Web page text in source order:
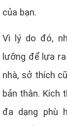
của bạn.
Vì lý do đó,
lưỡng để lựa
nhà, sở thích
bản thân. Kích
đa dạng phù